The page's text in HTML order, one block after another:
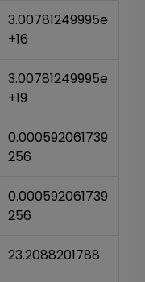
3.00781249995e
+16
3.00781249995e
+19
0.000592061739
256
0.000592061739
256
23.2088201788